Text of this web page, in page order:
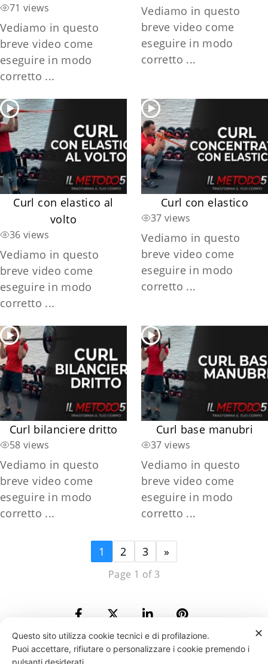
71 views
Vediamo in questo
breve video come
eseguire in modo
corretto ...
Vediamo in questo
breve video come
eseguire in modo
corretto ...
Curl con elastico al
volto
36 views
Vediamo in questo
breve video come
eseguire in modo
corretto ...
Curl con elastico
37 views
Vediamo in questo
breve video come
eseguire in modo
corretto ...
Curl bilanciere dritto
58 views
Vediamo in questo
breve video come
eseguire in modo
corretto ...
Curl base manubri
37 views
Vediamo in questo
breve video come
eseguire in modo
corretto ...
1 2 3 »
Page 1 of 3
✕
Questo sito utilizza cookie tecnici e di profilazione.
Puoi accettare, rifiutare o personalizzare i cookie premendo i
pulsanti desiderati.